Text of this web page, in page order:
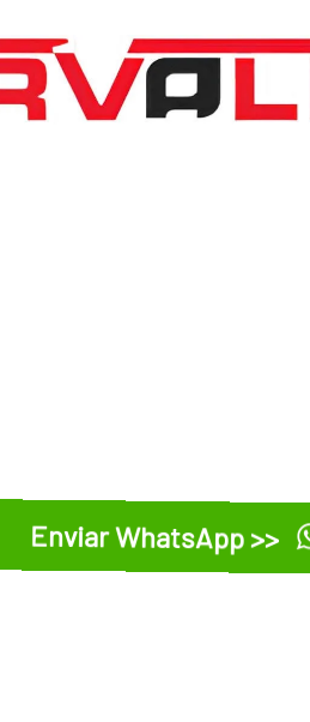
Enviar WhatsApp >>